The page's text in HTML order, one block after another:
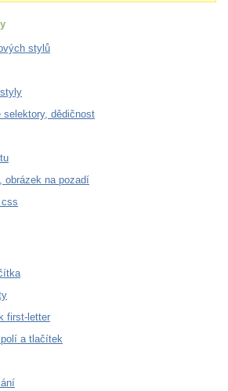
stylů
dědičnost
obrázek na pozadí
first-letter
a tlačítek